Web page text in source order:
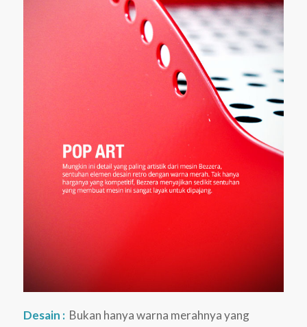
Desain : Bukan hanya warna merahnya yang